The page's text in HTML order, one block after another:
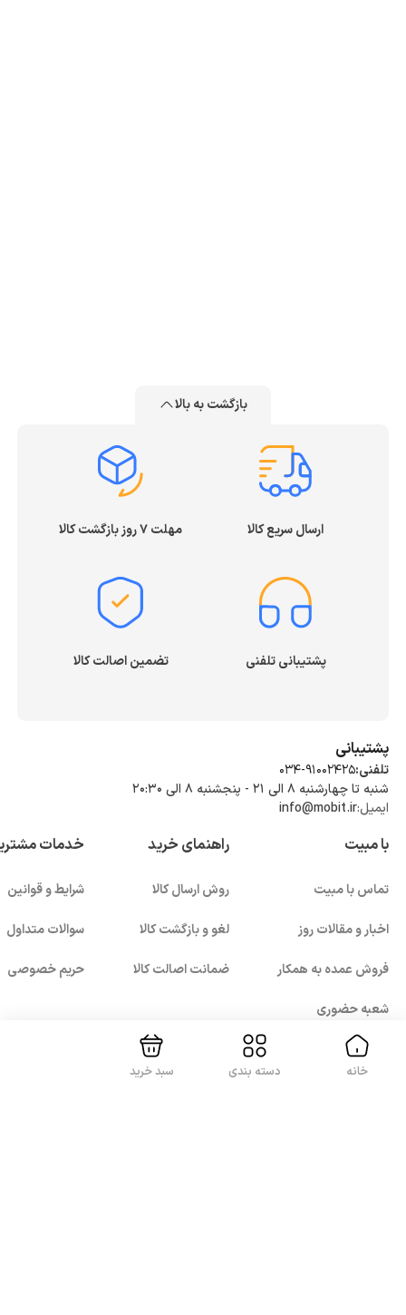
بازگشت به بالا
ارسال سریع کالا مهلت ۷ روز بازگشت کالا
پشتیبانی تلفنی تضمین اصالت کالا
پشتیبانی
تلفنی:034-91002425
شنبه تا چهارشنبه ۸ الی ۲۱ - پنجشنبه 8 الی ۲۰:۳۰
ایمیل:info@mobit.ir
با مبیت
تماس با مبیت
اخبار و مقالات روز
فروش عمده به همکار
شعبه حضوری
راهنمای خرید
روش ارسال کالا
لغو و بازگشت کالا
ضمانت اصالت کالا
خدمات
شرایط و قوانین
سوالات متداول
حریم خصوصی
خانه دسته بندی سبد خرید
بستن!